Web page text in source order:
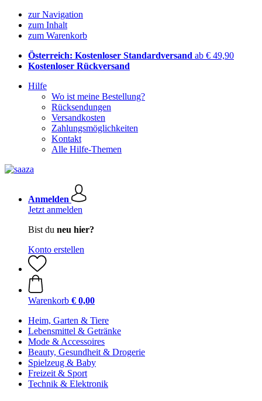
zur Navigation
zum Inhalt
zum Warenkorb
Österreich: Kostenloser Standardversand ab € 49,90
Kostenloser Rückversand
Hilfe
Wo ist meine Bestellung?
Rücksendungen
Versandkosten
Zahlungsmöglichkeiten
Kontakt
Alle Hilfe-Themen
Anmelden
Jetzt anmelden
Bist du neu hier?
Konto erstellen
Warenkorb € 0,00
Heim, Garten & Tiere
Lebensmittel & Getränke
Mode & Accessoires
Beauty, Gesundheit & Drogerie
Spielzeug & Baby
Freizeit & Sport
Technik & Elektronik